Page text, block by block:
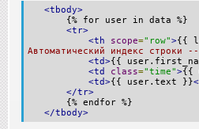
<tbody>
{% for user in data %}
<tr>
<th
scope="row">{{
Автоматический индекс строки
<td>{{
<td
class="time">{{
<td>{{ user.text }}
</tr>
{% endfor %}
</tbody>